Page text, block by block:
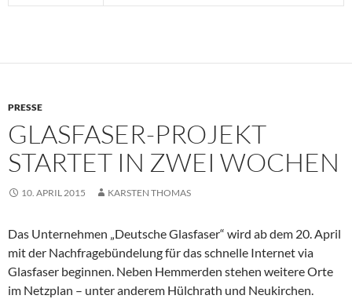
PRESSE
GLASFASER-PROJEKT
STARTET IN ZWEI WOCHEN
10. APRIL 2015 KARSTEN THOMAS
Das Unternehmen „Deutsche Glasfaser“ wird ab dem 20. April
mit der Nachfragebündelung für das schnelle Internet via
Glasfaser beginnen. Neben Hemmerden stehen weitere Orte
im Netzplan – unter anderem Hülchrath und Neukirchen.